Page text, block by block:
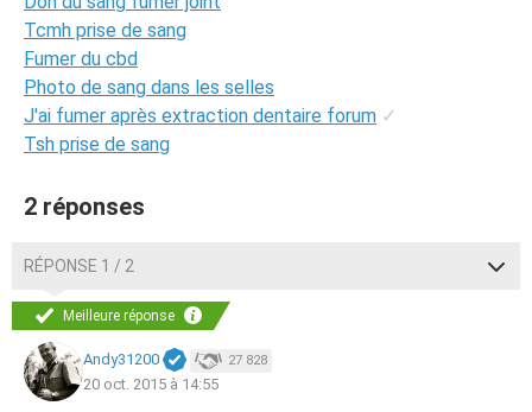
Tcmh prise de sang
Fumer du cbd
Photo de sang dans les selles
J'ai fumer après extraction dentaire forum ✓
Tsh prise de sang
2 réponses
RÉPONSE 1 / 2
Meilleure réponse
Andy31200 27 828
20 oct. 2015 à 14:55